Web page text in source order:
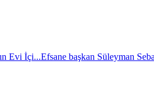
Evi İçi...Efsane başkan Süleyman